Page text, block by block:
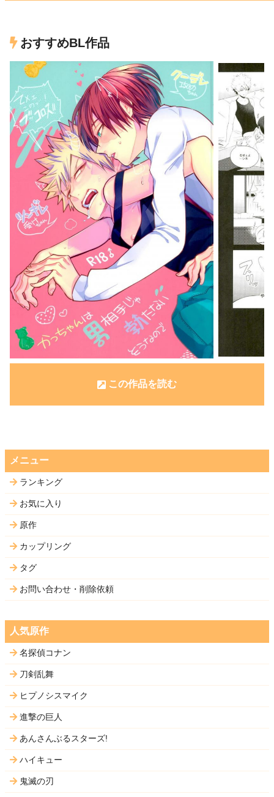
おすすめBL作品
この作品を読む
メニュー
ランキング
お気に入り
原作
カップリング
タグ
お問い合わせ・削除依頼
人気原作
名探偵コナン
刀剣乱舞
ヒプノシスマイク
進撃の巨人
あんさんぶるスターズ!
ハイキュー
鬼滅の刃